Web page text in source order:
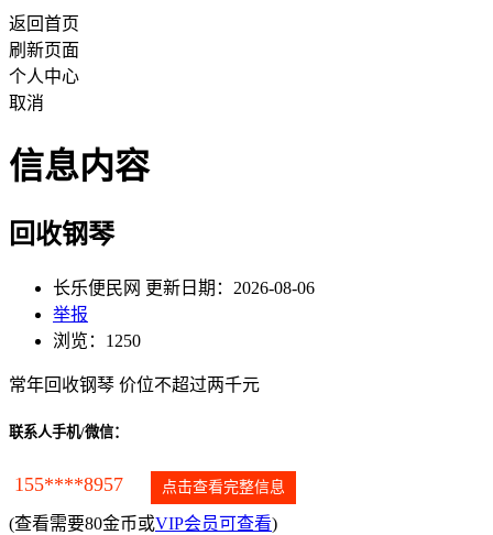
返回首页
刷新页面
个人中心
取消
信息内容
回收钢琴
长乐便民网 更新日期：2026-08-06
举报
浏览：1250
常年回收钢琴 价位不超过两千元
联系人手机/微信：
155****8957 点击查看完整信息
(查看需要80金币或VIP会员可查看)